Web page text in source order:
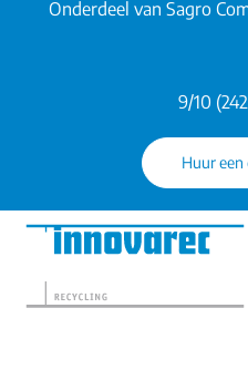
Onderdeel van Sagro
9/10
Huur